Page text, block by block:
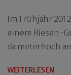
Im Frühjahr
einem Riesen-
da meterhoch an
WEITERLESEN